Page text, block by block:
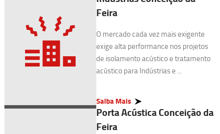
Feira
O mercado cada vez mais exigente
exige alta performance nos projetos
de isolamento acústico e tratamento
acústico para Indústrias e ...
Saiba Mais
Porta Acústica Conceição da
Feira